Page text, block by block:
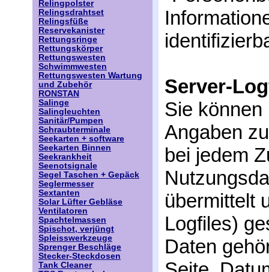
Relingpolster
Relingsdrahtset
Relingsfüße
Reservekanister
Rettungsringe
Rettungskörper
Rettungswesten
Schwimmwesten
Rettungswesten Wartung
und Zubehör
RONSTAN
Salinge
Salingleuchten
Sanitär/Pumpen
Schraubterminale
Seekarten + software
Seekarten Binnen
Seekrankheit
Seenotsignale
Segel Taschen + Gepäck
Seglermesser
Sextanten
Solar Lüfter Gebläse
Ventilatoren
Spachtelmassen
Spischot, verjüngt
Spleisswerkzeuge
Sprenger Beschläge
Stecker-Steckdosen
Tank Cleaner
Server-
Sie
Angaben
bei jedem
übermittelt
Logfiles)
Daten